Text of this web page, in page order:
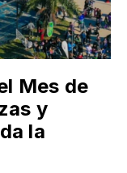
Mes de
y
la